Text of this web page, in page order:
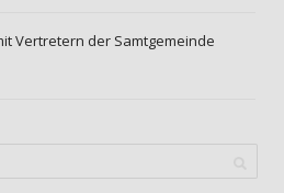
Vertretern der Samtgemeinde